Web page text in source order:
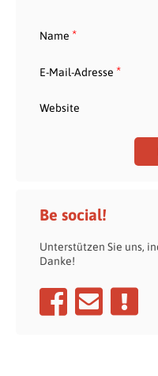
Name *
E-Mail-Adresse *
Website
Be social!
Unterstützen Sie uns,
Danke!